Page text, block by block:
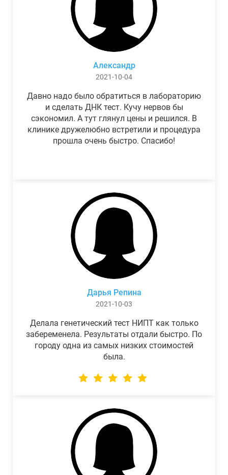
Александр
2021-10-04
Давно надо было обратиться в лабораторию
и сделать ДНК тест. Кучу нервов бы
сэкономил. А тут глянул цены и решился. В
клинике дружелюбно встретили и процедура
прошла очень быстро. Спасибо!
Дарья Репина
2021-10-03
Делала генетический тест НИПТ как только
забеременела. Результаты отдали быстро. По
городу одна из самых низких стоимостей
была.